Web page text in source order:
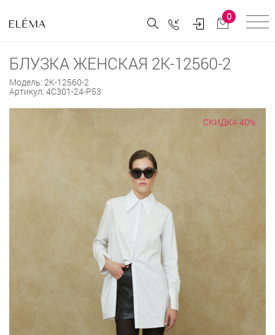
0
БЛУЗКА ЖЕНСКАЯ 2К-12560-2
Модель: 2К-12560-2
Артикул: 4С301-24-Р53
СКИДКА 40%